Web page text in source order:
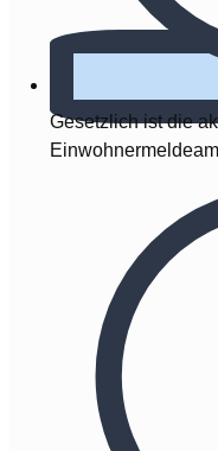
Gesetzlich ist die